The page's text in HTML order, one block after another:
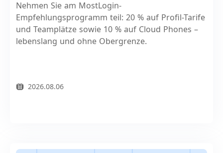
Nehmen Sie am MostLogin-
Empfehlungsprogramm teil: 20 % auf Profil-Tarife
und Teamplätze sowie 10 % auf Cloud Phones –
lebenslang und ohne Obergrenze.
2026.08.06